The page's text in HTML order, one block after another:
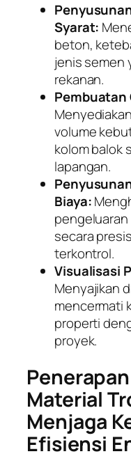
Syarat:
beton,
jenis semen
rekanan.
volume
kolom balok
lapangan.
Biaya:
secara
terkontrol.
Visualisasi
Menyajikan
mencermati
properti
proyek.
Material
Menjaga
Efisiensi